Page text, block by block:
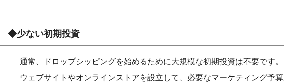
◆少ない初期投資
通常、ドロップシッピングを始めるために大規模な初期投資は不要です。
ウェブサイトやオンラインストアを設立して、必要なマーケティング予算